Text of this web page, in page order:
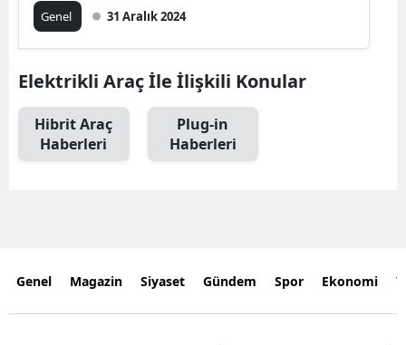
Genel 31 Aralık 2024
Elektrikli Araç İle İlişkili Konular
Hibrit Araç
Haberleri
Plug-in
Haberleri
Genel Magazin Siyaset Gündem Spor Ekonomi